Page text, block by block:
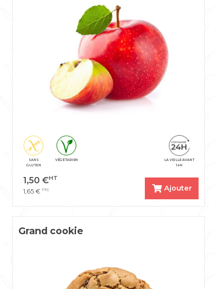
LA VEILLE AVANT
14H
SANS
GLUTEN
VÉGÉTARIEN
1,50 €HT
1,65 € TTC Ajouter
Grand cookie